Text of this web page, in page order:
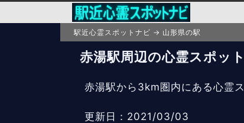
駅近心霊スポットナビ 山形県の駅
赤湯駅周辺の心霊スポッ
赤湯駅から3km圏内にある心霊
更新日：2021/03/03